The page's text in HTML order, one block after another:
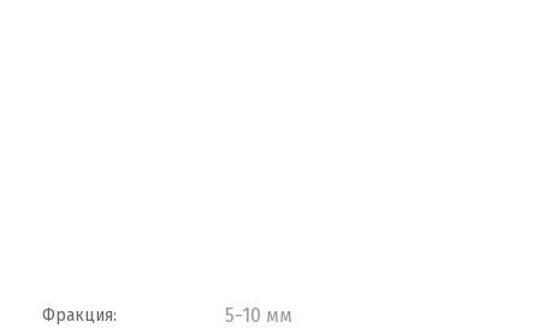
Фракция: 5-10 мм